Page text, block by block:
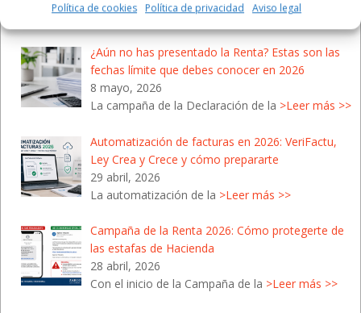
Política de cookies Política de privacidad Aviso legal
Junio llega a su fin y con él se >Leer más >>
¿Aún no has presentado la Renta? Estas son las
fechas límite que debes conocer en 2026
8 mayo, 2026
La campaña de la Declaración de la >Leer más >>
Automatización de facturas en 2026: VeriFactu,
Ley Crea y Crece y cómo prepararte
29 abril, 2026
La automatización de la >Leer más >>
Campaña de la Renta 2026: Cómo protegerte de
las estafas de Hacienda
28 abril, 2026
Con el inicio de la Campaña de la >Leer más >>